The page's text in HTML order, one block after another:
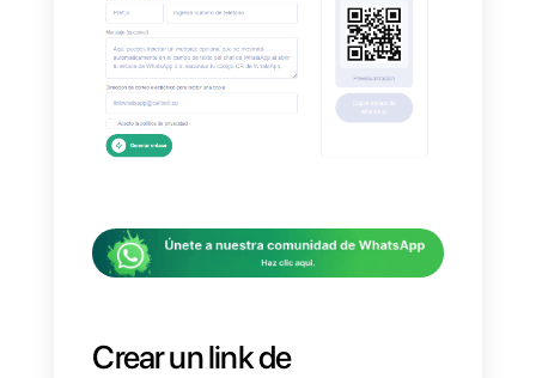
usuarios contactarte rápidamente
con un solo clic. ¡Comienza hoy
generando tu enlace de WhatsApp
personalizado a través de Callbell y
clientes mediante una